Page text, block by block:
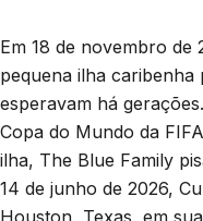
Em 18 de novembro de
pequena ilha caribenha
esperavam há
Copa do Mundo da
ilha, The Blue Family
14 de junho de 2026,
Houston, Texas, em